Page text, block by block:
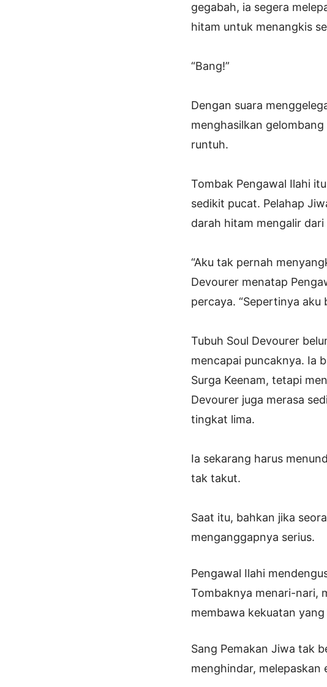
gegabah, ia segera
hitam untuk menangkis
“Bang!”
Dengan suara
menghasilkan
runtuh.
Tombak Pengawal Ilahi
sedikit pucat. Pelahap
darah hitam mengalir
“Aku tak pernah
Devourer menatap
percaya. “Sepertinya aku
Tubuh Soul Devourer
mencapai puncaknya. Ia
Surga Keenam, tetapi
Devourer juga merasa
tingkat lima.
Ia sekarang harus
tak takut.
Saat itu, bahkan jika
menganggapnya serius.
Pengawal Ilahi
Tombaknya menari-nari,
membawa kekuatan yang
Sang Pemakan Jiwa tak
menghindar, melepaskan